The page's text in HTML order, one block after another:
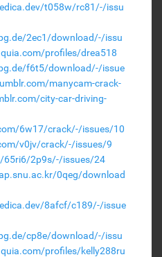
t058w/rc81/-/issu
2ec1/download/-/issu
profiles/drea518
f6t5/download/-/issue
manycam-crack-
city-car-driving-
6w17/crack/-/issues/10
v0jv/crack/-/issues/9
65ri6/2p9s/-/issues/24
0qeg/download
8afcf/c189/-/issue
cp8e/download/-/issu
profiles/kelly288ru